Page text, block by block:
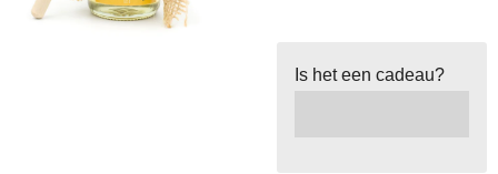
Is het een cadeau?